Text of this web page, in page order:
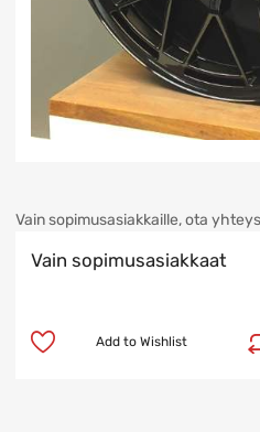
Vain sopimusasiakkaille, ota
Vain sopimusasiakkaat
Add to Wishlist